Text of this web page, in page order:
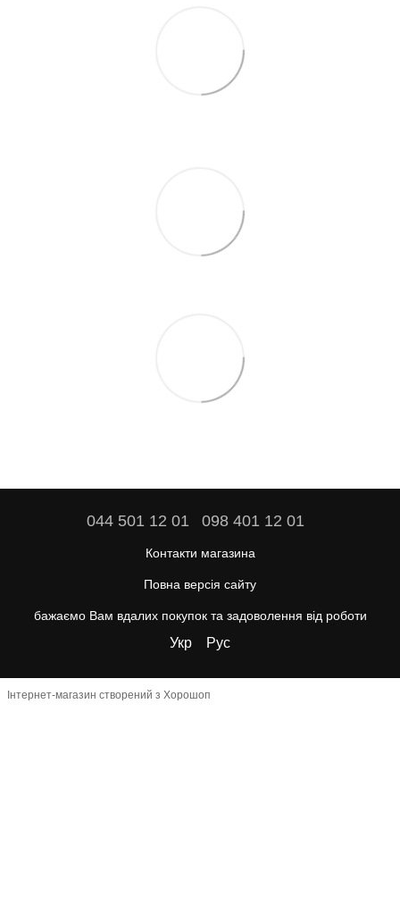
044 501 12 01 098 401 12 01
Контакти магазина
Повна версія сайту
бажаємо Вам вдалих покупок та задоволення від роботи
Укр Рус
Інтернет-магазин створений з Хорошоп